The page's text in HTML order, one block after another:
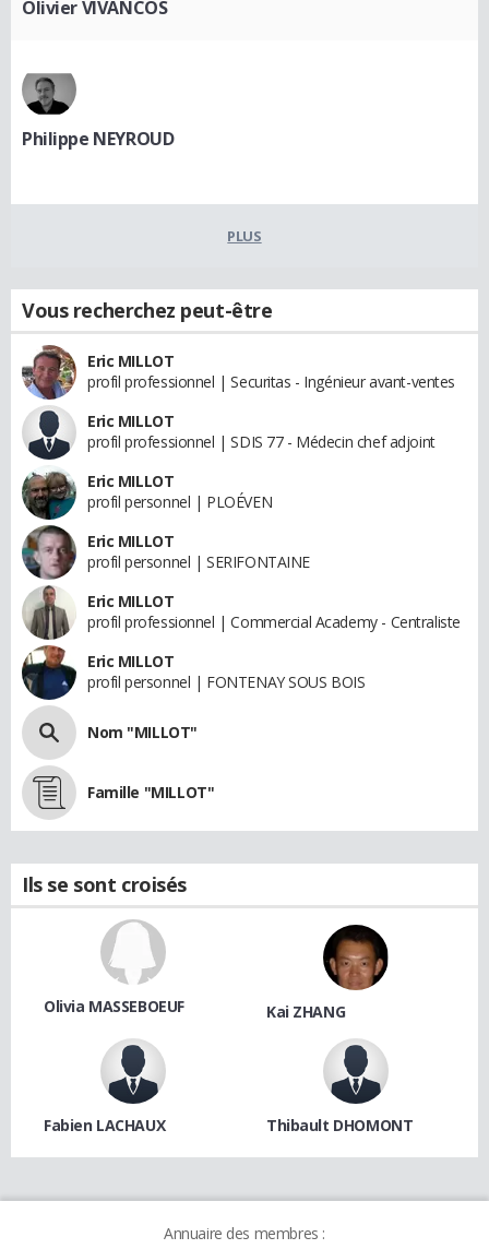
Olivier VIVANCOS
Philippe NEYROUD
PLUS
Vous recherchez peut-être
Eric MILLOT
profil professionnel | Securitas - Ingénieur avant-ventes
Eric MILLOT
profil professionnel | SDIS 77 - Médecin chef adjoint
Eric MILLOT
profil personnel | PLOÉVEN
Eric MILLOT
profil personnel | SERIFONTAINE
Eric MILLOT
profil professionnel | Commercial Academy - Centraliste
Eric MILLOT
profil personnel | FONTENAY SOUS BOIS
Nom "MILLOT"
Famille "MILLOT"
Ils se sont croisés
Olivia MASSEBOEUF Kai ZHANG
Fabien LACHAUX Thibault DHOMONT
Annuaire des membres :